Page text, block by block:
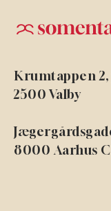
Krumtappen
2500 Valby
8000 Aarhus C